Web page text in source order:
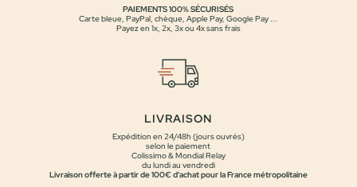
PAIEMENTS 100% SÉCURISÉS
Carte bleue, PayPal, chèque, Apple Pay, Google Pay ...
Payez en 1x, 2x, 3x ou 4x sans frais
LIVRAISON
Expédition en 24/48h (jours ouvrés)
selon le paiement
Colissimo & Mondial Relay
du lundi au vendredi
Livraison offerte à partir de 100€ d'achat pour la France métropolitaine